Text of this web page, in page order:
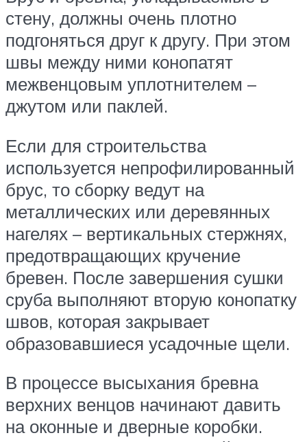
стену, должны очень плотно
подгоняться друг к другу. При этом
швы между ними конопатят
межвенцовым уплотнителем –
джутом или паклей.
Если для строительства
используется непрофилированный
брус, то сборку ведут на
металлических или деревянных
нагелях – вертикальных стержнях,
предотвращающих кручение
бревен. После завершения сушки
сруба выполняют вторую конопатку
швов, которая закрывает
образовавшиеся усадочные щели.
В процессе высыхания бревна
верхних венцов начинают давить
на оконные и дверные коробки.